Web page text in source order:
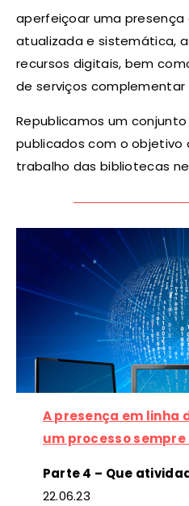
aperfeiçoar uma presença
atualizada e sistemática,
recursos digitais, bem
de serviços
Republicamos um
publicados com o objetivo
trabalho das bibliotecas
A presença em linha
um processo
Parte 4 – Que
22.06.23